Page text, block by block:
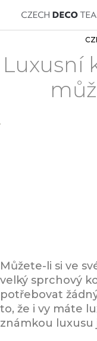
Luxusní
Můžete-li si ve
velký sprchový
potřebovat
to, že i vy máte
známkou